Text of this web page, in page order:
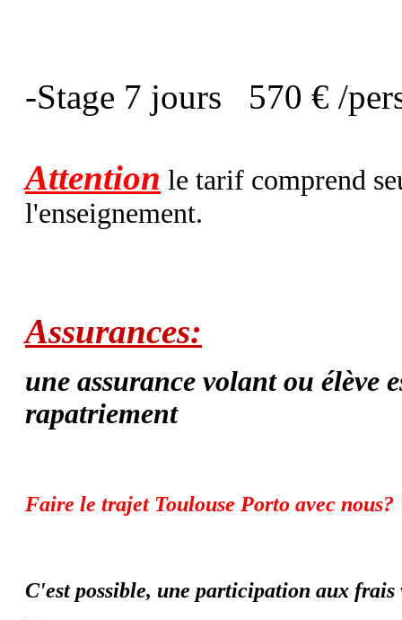
-Stage 7 jours 570 € /
Attention le tarif comprend
l'enseignement.
Assurances:
une assurance volant ou élève
rapatriement
Faire le trajet Toulouse Porto avec nous?
C'est possible, une participation aux frais